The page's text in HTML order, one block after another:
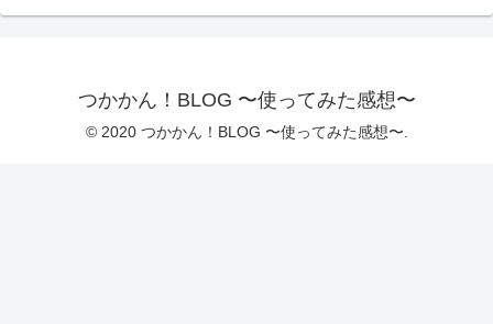
つかかん！BLOG 〜使ってみた感想〜
© 2020 つかかん！BLOG 〜使ってみた感想〜.